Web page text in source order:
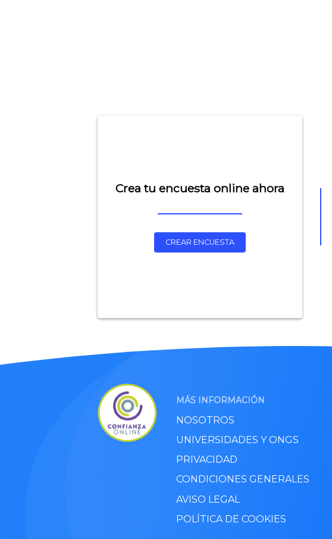
Crea tu encuesta online ahora
CREAR ENCUESTA
MÁS INFORMACIÓN
NOSOTROS
UNIVERSIDADES Y ONGS
PRIVACIDAD
CONDICIONES GENERALES
AVISO LEGAL
POLÍTICA DE COOKIES